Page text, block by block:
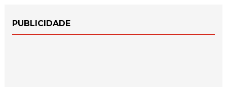
PUBLICIDADE